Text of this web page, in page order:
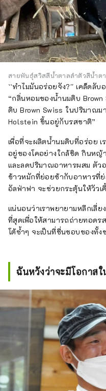
สายพันธุ์สวิสสีน้ำตาลลำตัวสีน้ำต
``ทำไมมันอร่อยจัง?'' เคล็ดลั
“กลิ่นหอมของน้ำนมดิบ
ดิบ Brown Swiss ในปริมาณม
Holstein ขึ้นอยู่กับรสชาติ”
เพื่อที่จะผลิตน้ำนมดิบที่อร่อย เ
อยู่ของโคอย่างใกล้ชิด กินหญ้
และลดปริมาณอาหารผสม ตัว
ข้าวหมักที่ย่อยช้ากับอาหารที่ย่
อัลฟ่าฟา จะช่วยกระตุ้นให้วัวเ
แน่นอนว่าเราพยายามหลีกเลี่
ที่สุดเพื่อให้สามารถถ่ายทอดร
โต้ซ้ำๆ จะเป็นที่ชื่นชอบของทั้
ฉันหวังว่าจะมีโอกาส